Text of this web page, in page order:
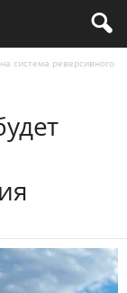
система реверсивного